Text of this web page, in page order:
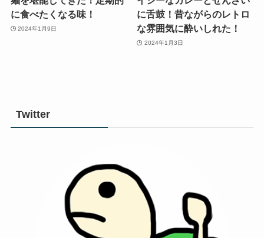
に食べたくなる味！
2024年1月9日
に舌鼓！昔ながらのレトロ
な雰囲気に酔いしれた！
2024年1月3日
Twitter